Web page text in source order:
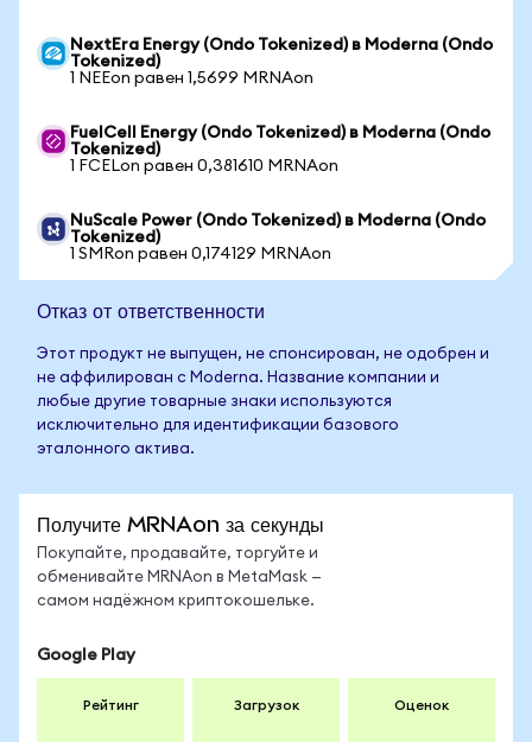
NextEra Energy (Ondo Tokenized) в Moderna (Ondo
Tokenized)
1 NEEon равен 1,5699 MRNAon
FuelCell Energy (Ondo Tokenized) в Moderna (Ondo
Tokenized)
1 FCELon равен 0,381610 MRNAon
NuScale Power (Ondo Tokenized) в Moderna (Ondo
Tokenized)
1 SMRon равен 0,174129 MRNAon
Отказ от ответственности
Этот продукт не выпущен, не спонсирован, не одобрен и
не аффилирован с Moderna. Название компании и
любые другие товарные знаки используются
исключительно для идентификации базового
эталонного актива.
Получите MRNAon за секунды
Покупайте, продавайте, торгуйте и
обменивайте MRNAon в MetaMask —
самом надёжном криптокошельке.
Google Play
Рейтинг Загрузок Оценок